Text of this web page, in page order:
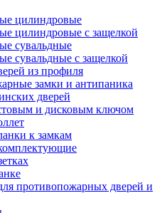
цилиндровые
цилиндровые с защелкой
сувальдные
сувальдные с защелкой
из профиля
замки и антипаника
дверей
и дисковым ключом
к замкам
противопожарных дверей и